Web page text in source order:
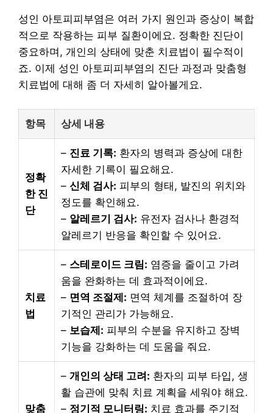
성인 아토피피부염은 여러 가지 원인과 증상이 복합
적으로 작용하는 피부 질환이에요. 정확한 진단이
중요하며, 개인의 상태에 맞춘 치료법이 필수적이
죠. 이제 성인 아토피피부염의 진단 과정과 맞춤형
치료법에 대해 좀 더 자세히 알아볼게요.
항목 상세 내용
정확
한 진
단
– 진료 기록: 환자의 병력과 증상에 대한
자세한 기록이 필요해요.
– 신체 검사: 피부의 형태, 발진의 위치와
정도를 확인해요.
– 알레르기 검사: 유전자 검사나 환경적
알레르기 반응을 확인할 수 있어요.
치료
법
– 스테로이드 크림: 염증을 줄이고 가려
움을 완화하는 데 효과적이에요.
– 면역 조절제: 면역 체계를 조절하여 장
기적인 관리가 가능해요.
– 보습제: 피부의 수분을 유지하고 장벽
기능을 강화하는 데 도움을 줘요.
맞춤
– 개인의 상태 고려: 환자의 피부 타입, 생
활 습관에 맞춰 치료 계획을 세워야 해요.
– 정기적 모니터링: 치료 효과를 주기적